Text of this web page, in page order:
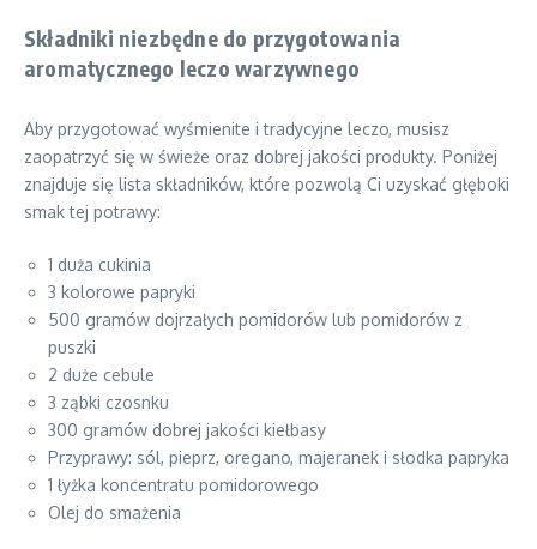
Składniki niezbędne do przygotowania
aromatycznego leczo warzywnego
Aby przygotować wyśmienite i tradycyjne leczo, musisz
zaopatrzyć się w świeże oraz dobrej jakości produkty. Poniżej
znajduje się lista składników, które pozwolą Ci uzyskać głęboki
smak tej potrawy:
1 duża cukinia
3 kolorowe papryki
500 gramów dojrzałych pomidorów lub pomidorów z
puszki
2 duże cebule
3 ząbki czosnku
300 gramów dobrej jakości kiełbasy
Przyprawy: sól, pieprz, oregano, majeranek i słodka papryka
1 łyżka koncentratu pomidorowego
Olej do smażenia